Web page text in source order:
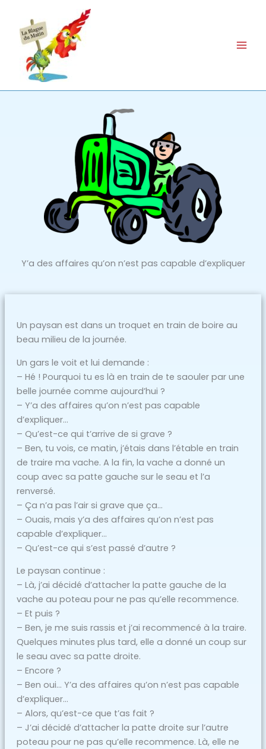
contenu
Y’a des affaires qu’on n’est pas capable d’expliquer
Un paysan est dans un troquet en train de boire au
beau milieu de la journée.
Un gars le voit et lui demande :
– Hé ! Pourquoi tu es là en train de te saouler par une
belle journée comme aujourd’hui ?
– Y’a des affaires qu’on n’est pas capable
d’expliquer…
– Qu’est-ce qui t’arrive de si grave ?
– Ben, tu vois, ce matin, j’étais dans l’étable en train
de traire ma vache. A la fin, la vache a donné un
coup avec sa patte gauche sur le seau et l’a
renversé.
– Ça n’a pas l’air si grave que ça…
– Ouais, mais y’a des affaires qu’on n’est pas
capable d’expliquer…
– Qu’est-ce qui s’est passé d’autre ?
Le paysan continue :
– Là, j’ai décidé d’attacher la patte gauche de la
vache au poteau pour ne pas qu’elle recommence.
– Et puis ?
– Ben, je me suis rassis et j’ai recommencé à la traire.
Quelques minutes plus tard, elle a donné un coup sur
le seau avec sa patte droite.
– Encore ?
– Ben oui… Y’a des affaires qu’on n’est pas capable
d’expliquer…
– Alors, qu’est-ce que t’as fait ?
– J’ai décidé d’attacher la patte droite sur l’autre
poteau pour ne pas qu’elle recommence. Là, elle ne